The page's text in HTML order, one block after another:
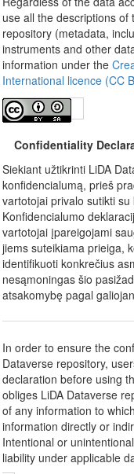
use all the descriptions
repository (metadata,
instruments and other
information under the
International licence (CC
Confidentiality
Siekiant užtikrinti LiDA
konfidencialumą, prieš
vartotojai privalo sutikti
Konfidencialumo
vartotojai įpareigojami
jiems suteikiama prieiga,
identifikuoti konkrečius
nesąmoningas šio
atsakomybę pagal
In order to ensure the
Dataverse repository,
declaration before using
obliges LiDA Dataverse
of any information to
information directly or
Intentional or
liability under applicable